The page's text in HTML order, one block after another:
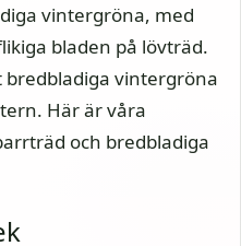
vintergröna, med
bladen på lövträd.
bredbladiga vintergröna
Här är våra
och bredbladiga